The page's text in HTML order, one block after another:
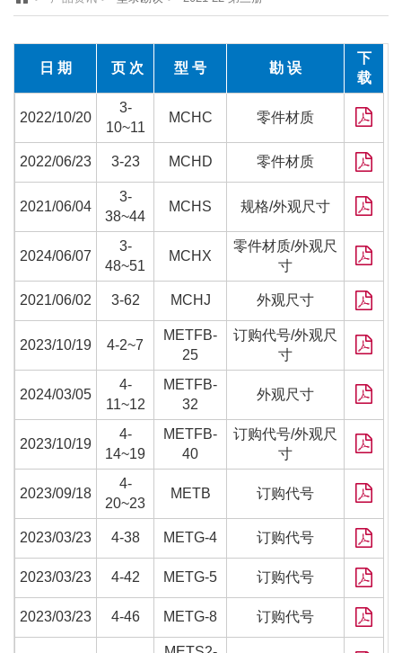
日 期 页 次 型 号 勘 误
下
载
2022/10/20
3-
10~11
MCHC 零件材质
2022/06/23 3-23 MCHD 零件材质
2021/06/04
3-
38~44
MCHS 规格/外观尺寸
2024/06/07
3-
48~51
MCHX
零件材质/外观尺
寸
2021/06/02 3-62 MCHJ 外观尺寸
2023/10/19 4-2~7
METFB-
25
订购代号/外观尺
寸
2024/03/05
4-
11~12
METFB-
32
外观尺寸
2023/10/19
4-
14~19
METFB-
40
订购代号/外观尺
寸
2023/09/18
4-
20~23
METB 订购代号
2023/03/23 4-38 METG-4 订购代号
2023/03/23 4-42 METG-5 订购代号
2023/03/23 4-46 METG-8 订购代号